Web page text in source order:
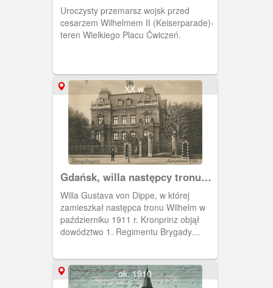
Uroczysty przemarsz wojsk przed
cesarzem Wilhelmem II (Keiserparade)-
teren Wielkiego Placu Ćwiczeń.
XX w.
Gdańsk, willa następcy tronu
przy Hauptstrasse
Willa Gustava von Dippe, w której
zamieszkał następca tronu Wilhelm w
październiku 1911 r. Kronprinz objął
dowództwo 1. Regimentu Brygady
Grunwaldzka 114). Obieg 1912 r.
ok. 1910